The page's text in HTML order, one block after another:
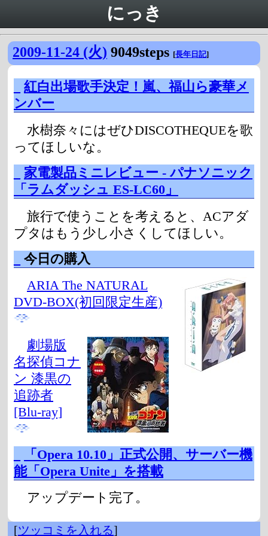
にっき
2009-11-24 (火) 9049steps [長年日記]
紅白出場歌手決定！嵐、福山ら豪華メ
ンバー
水樹奈々にはぜひDISCOTHEQUEを歌
ってほしいな。
家電製品ミニレビュー - パナソニック
「ラムダッシュ ES-LC60」
旅行で使うことを考えると、ACアダ
プタはもう少し小さくしてほしい。
今日の購入
ARIA The NATURAL
DVD-BOX(初回限定生産)
劇場版
名探偵コナ
ン 漆黒の
追跡者
[Blu-ray]
「Opera 10.10」正式公開、サーバー機
能「Opera Unite」を搭載
アップデート完了。
[ツッコミを入れる]